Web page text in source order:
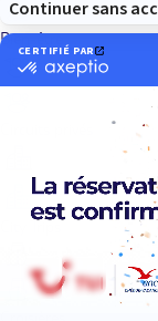
Bien-être
City Trips